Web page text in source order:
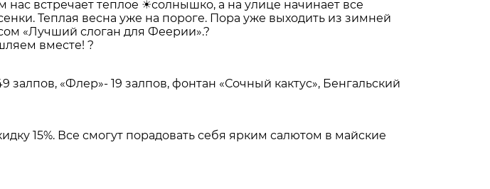
нас встречает теплое ☀солнышко, а на улице начинает все
Теплая весна уже на пороге. Пора уже выходить из зимней
«Лучший слоган для Феерии».?
вместе! ?
«Флер»- 19 залпов, фонтан «Сочный кактус», Бенгальский
15%. Все смогут порадовать себя ярким салютом в майские